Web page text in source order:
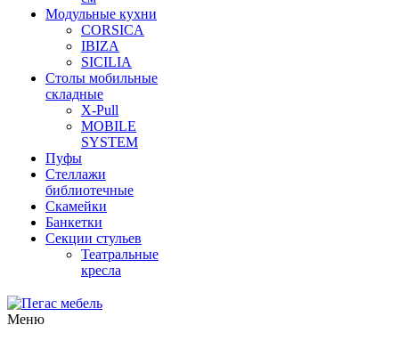
Модульные кухни
CORSICA
IBIZA
SICILIA
Столы мобильные
складные
X-Pull
MOBILE
SYSTEM
Пуфы
Стеллажи
библиотечные
Скамейки
Банкетки
Секции стульев
Театральные
кресла
Меню